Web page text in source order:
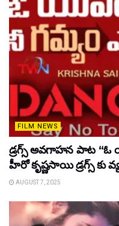
FILM NEWS
డ్రగ్స్ అవగాహన పాట “ఓ
హీరో కృష్ణసాయి డ్రగ్స్ కు
AUGUST 7, 2025